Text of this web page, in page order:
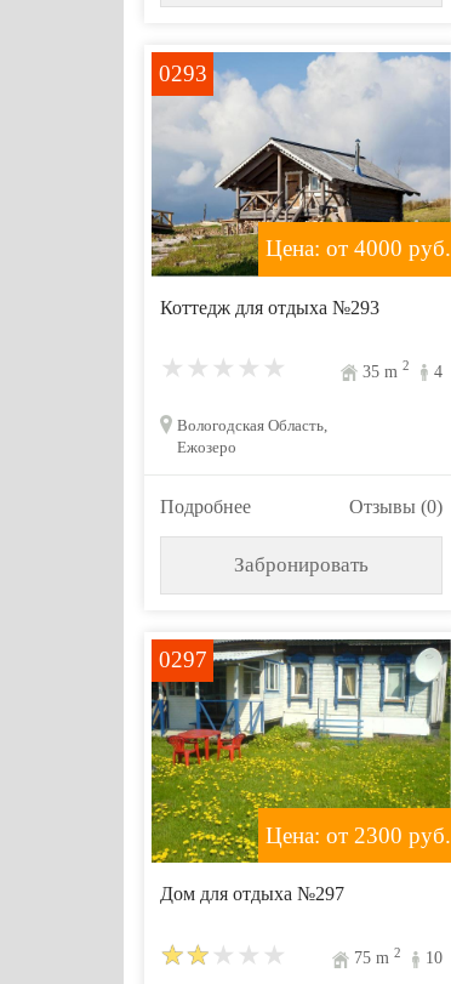
0293
Цена: от 4000 руб.
Коттедж для отдыха №293
35m 2 4
Вологодская Область,
Ежозеро
Подробнее Отзывы (0)
Забронировать
0297
Цена: от 2300 руб.
Дом для отдыха №297
75m 2 10